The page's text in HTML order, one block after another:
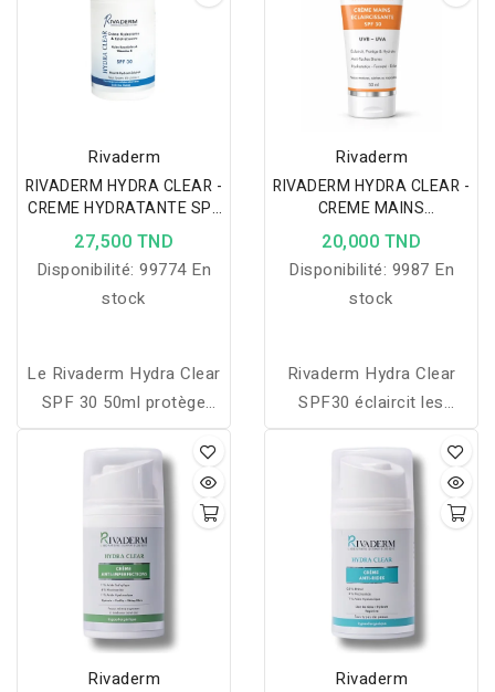
Rivaderm
RIVADERM HYDRA CLEAR -
CREME HYDRATANTE SPF
30 50ML
27,500 TND
Disponibilité:99774 En
stock
Le Rivaderm Hydra Clear
SPF 30 50ml protège
votre peau des rayons UV
tout en l'hydratant en
profondeur grâce à
l'acide hyaluronique et à
la vitamine E.
Rivaderm
RIVADERM HYDRA CLEAR -
CREME MAINS
ECLAIRCISSANTE SPF30
50ML
20,000 TND
Disponibilité: 9987 En
stock
Rivaderm Hydra Clear
SPF30 éclaircit les
taches, protège des UV
et hydrate les mains pour
une peau uniforme et
lumineuse.
Rivaderm Rivaderm